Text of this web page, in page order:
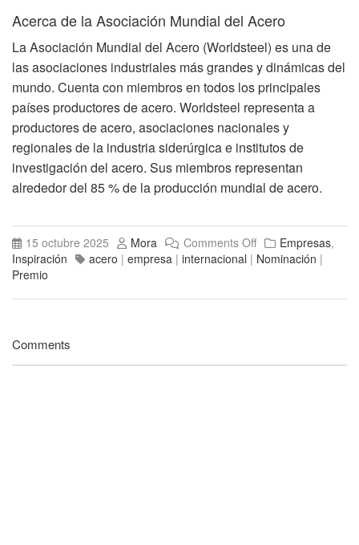
Acerca de la Asociación Mundial del Acero
La Asociación Mundial del Acero (Worldsteel) es una de
las asociaciones industriales más grandes y dinámicas del
mundo. Cuenta con miembros en todos los principales
países productores de acero. Worldsteel representa a
productores de acero, asociaciones nacionales y
regionales de la industria siderúrgica e institutos de
investigación del acero. Sus miembros representan
alrededor del 85 % de la producción mundial de acero.
15 octubre 2025 Mora Comments Off Empresas,
Inspiración
acero | empresa | internacional | Nominación |
Premio
Comments